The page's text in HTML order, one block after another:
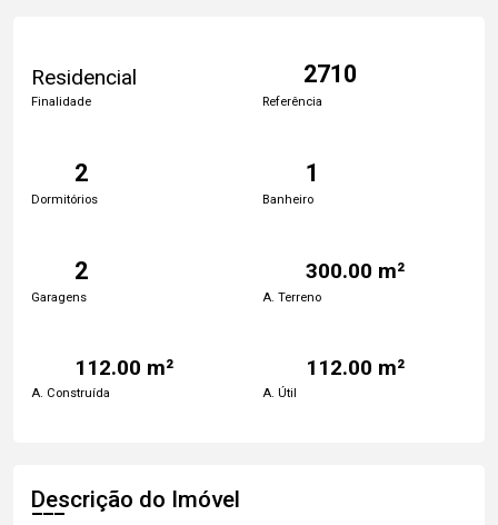
Residencial
Finalidade
2710
Referência
2
Dormitórios
1
Banheiro
2
Garagens
300.00 m²
A. Terreno
112.00 m²
A. Construída
112.00 m²
A. Útil
Descrição do Imóvel